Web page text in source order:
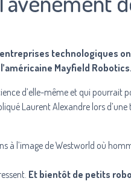
entreprises technologiques
Mayfield Robotics.
d’elle-même et qui pourrait
Laurent Alexandre lors
à l’image deWestworld où
Et bientôt de petits